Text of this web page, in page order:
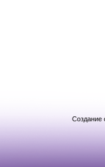
Создание